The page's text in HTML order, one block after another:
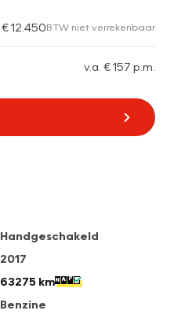
€ 12.450BTW niet verrekenbaar
v.a. € 157 p.m.
Handgeschakeld
2017
63275 km
Benzine